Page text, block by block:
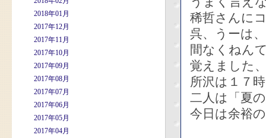
2018年01月
2017年12月
2017年11月
2017年10月
2017年09月
2017年08月
2017年07月
2017年06月
2017年05月
2017年04月
稀哲さんに
呉、うーは
間なくねん
覚えました
所沢は１７
二人は「夏
今日は余裕